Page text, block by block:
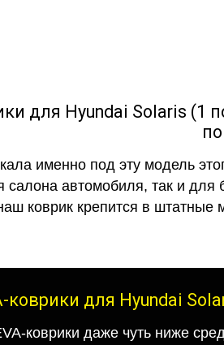
именно под эту модель
салона автомобиля, так и для
коврик крепится в штатные
коврики для Hyundai
коврики даже чуть ниже